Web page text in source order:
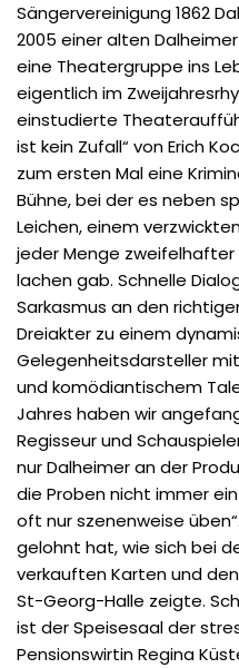
Sängervereinigung 1862
2005 einer alten
eine Theatergruppe ins
eigentlich im
einstudierte
ist kein Zufall“ von Erich
zum ersten Mal eine
Bühne, bei der es neben
Leichen, einem
jeder Menge
lachen gab. Schnelle
Sarkasmus an den
Dreiakter zu einem
Gelegenheitsdarsteller
und komödiantischem
Jahres haben wir
Regisseur und
nur Dalheimer an der
die Proben nicht immer
oft nur szenenweise
gelohnt hat, wie sich bei
verkauften Karten und
St-Georg-Halle zeigte.
ist der Speisesaal der
Pensionswirtin Regina